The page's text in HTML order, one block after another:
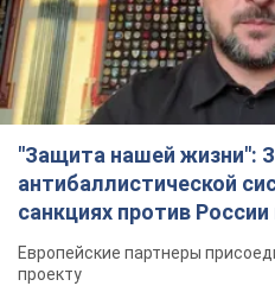
"Защита нашей жизни":
антибаллистической
санкциях против
Видео
Европейские партнеры
проекту